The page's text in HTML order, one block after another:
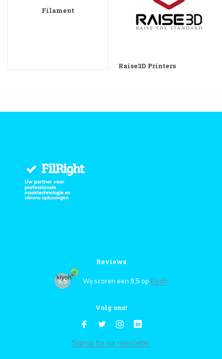
Filament
Raise3D Printers
Reviews
9,5 Wij scoren een 9,5 op Kiyoh
Volg ons!
Sign up for our newsletter